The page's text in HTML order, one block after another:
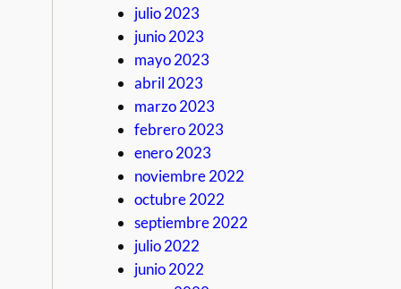
julio 2023
junio 2023
mayo 2023
abril 2023
marzo 2023
febrero 2023
enero 2023
noviembre 2022
octubre 2022
septiembre 2022
julio 2022
junio 2022